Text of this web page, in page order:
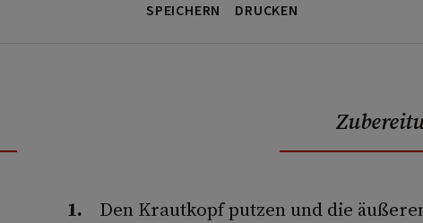
SPEICHERN DRUCKEN
Den Krautkopf putzen und die